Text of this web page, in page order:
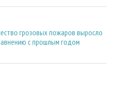
грозовых пожаров выросло
с прошлым годом